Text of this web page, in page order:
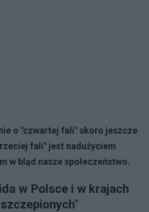
o "czwartej fali" skoro jeszcze
fali" jest nadużyciem
w bląd nasze społeczeństwo.
w Polsce i w krajach